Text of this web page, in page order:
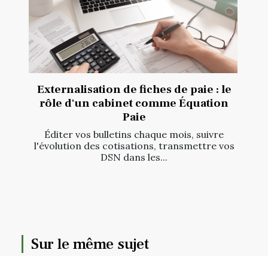
Externalisation de fiches de paie : le
rôle d'un cabinet comme Équation
Paie
Éditer vos bulletins chaque mois, suivre
l'évolution des cotisations, transmettre vos
DSN dans les...
Sur le même sujet